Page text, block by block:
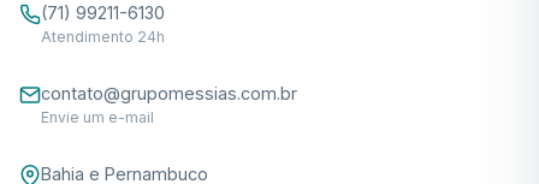
(71) 99211-6130
Atendimento 24h
contato@grupomessias.com.br
Envie um e-mail
Bahia e Pernambuco